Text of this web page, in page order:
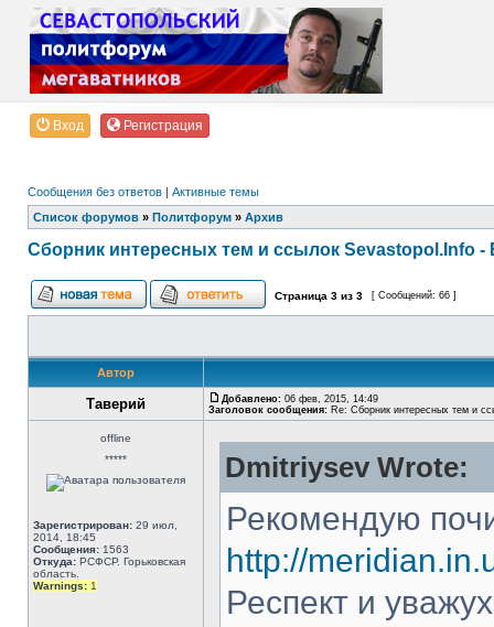
Вход Регистрация
Сообщения без ответов | Активные темы
Список форумов » Политфорум » Архив
Сборник интересных тем и ссылок Sevastopol.Info -
Страница 3 из 3 [ Сообщений: 66 ]
Автор
Таверий Добавлено: 06 фев, 2015, 14:49
Заголовок сообщения: Re: Сборник интересных тем и
offline
*****
Зарегистрирован: 29 июл,
2014, 18:45
Сообщения: 1563
Откуда: РСФСР. Горьковская
область.
Warnings: 1
Dmitriysev Wrote:
Рекомендую
http://
Респект и